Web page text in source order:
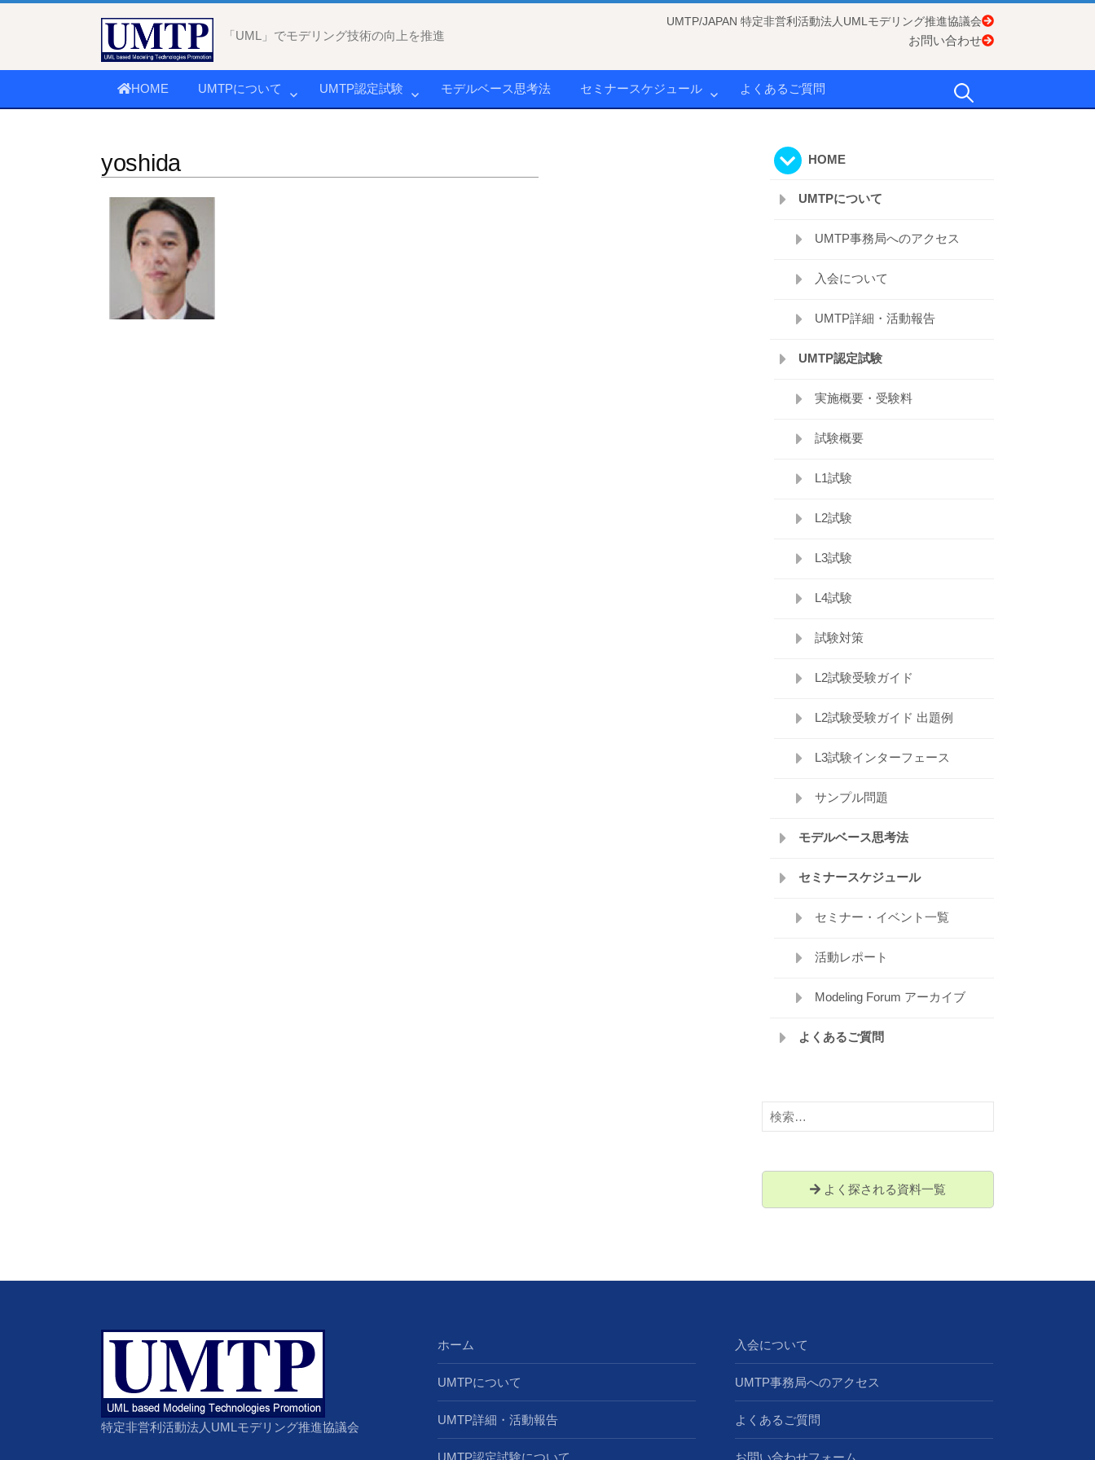
「UML」でモデリング技術の向上を推進
UMTP/JAPAN 特定非営利活動法人UMLモデリング推進協議会
お問い合わせ
HOME UMTPについて UMTP認定試験 モデルベース思考法 セミナースケジュール よくあるご質問 検
yoshida HOME
UMTPについて
UMTP事務局へのアクセス
入会について
UMTP詳細・活動報告
UMTP認定試験
実施概要・受験料
試験概要
L1試験
L2試験
L3試験
L4試験
試験対策
L2試験受験ガイド
L2試験受験ガイド 出題例
L3試験インターフェース
サンプル問題
モデルベース思考法
セミナースケジュール
セミナー・イベント一覧
活動レポート
Modeling Forum アーカイブ
よくあるご質問
検
索:
よく探される資料一覧
特定非営利活動法人UMLモデリング推進協議会
ホーム
UMTPについて
UMTP詳細・活動報告
UMTP認定試験について
入会について
UMTP事務局へのアクセス
よくあるご質問
お問い合わせフォーム